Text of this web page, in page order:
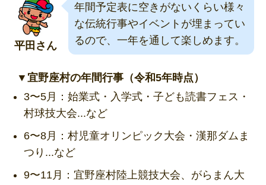
平田さん
年間予定表に空きがないくらい様々
な伝統行事やイベントが埋まってい
るので、一年を通して楽しめます。
▼宜野座村の年間行事（令和5年時点）
3〜5月：始業式・入学式・子ども読書フェス・
村球技大会...など
6〜8月：村児童オリンピック大会・漢那ダムま
つり...など
9〜11月：宜野座村陸上競技大会、がらまん大